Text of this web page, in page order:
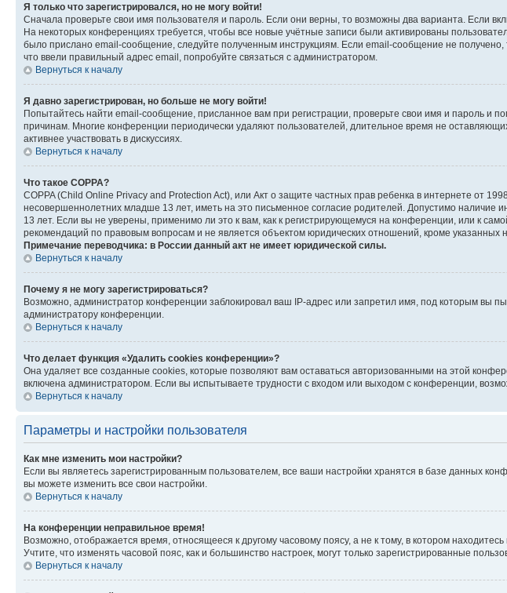
Я только что зарегистрировался, но не могу войти!
Сначала проверьте свои имя пользователя и пароль. Если они верны, то возможны два варианта. Если
На некоторых конференциях требуется, чтобы все новые учётные записи были активированы
было прислано email-сообщение, следуйте полученным инструкциям. Если email-сообщение не
что ввели правильный адрес email, попробуйте связаться с администратором.
Вернуться к началу
Я давно зарегистрирован, но больше не могу войти!
Попытайтесь найти email-сообщение, присланное вам при регистрации, проверьте свои имя и пароль и
причинам. Многие конференции периодически удаляют пользователей, длительное время не
активнее участвовать в дискуссиях.
Вернуться к началу
Что такое COPPA?
COPPA (Child Online Privacy and Protection Act), или Акт о защите частных прав ребенка в интернете от
несовершеннолетних младше 13 лет, иметь на это письменное согласие родителей. Допустимо
13 лет. Если вы не уверены, применимо ли это к вам, как к регистрирующемуся на конференции, или к
рекомендаций по правовым вопросам и не является объектом юридических отношений, кроме указанных
Примечание переводчика: в России данный акт не имеет юридической силы.
Вернуться к началу
Почему я не могу зарегистрироваться?
Возможно, администратор конференции заблокировал ваш IP-адрес или запретил имя, под которым вы
администратору конференции.
Вернуться к началу
Что делает функция «Удалить cookies конференции»?
Она удаляет все созданные cookies, которые позволяют вам оставаться авторизованными на этой
включена администратором. Если вы испытываете трудности с входом или выходом с конференции,
Вернуться к началу
Параметры и настройки пользователя
Как мне изменить мои настройки?
Если вы являетесь зарегистрированным пользователем, все ваши настройки хранятся в базе данных
вы можете изменить все свои настройки.
Вернуться к началу
На конференции неправильное время!
Возможно, отображается время, относящееся к другому часовому поясу, а не к тому, в котором
Учтите, что изменять часовой пояс, как и большинство настроек, могут только зарегистрированные
Вернуться к началу